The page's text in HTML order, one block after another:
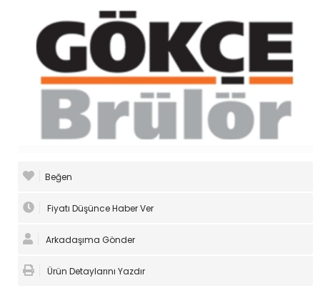
Beğen
Fiyatı Düşünce Haber Ver
Arkadaşıma Gönder
Ürün Detaylarını Yazdır